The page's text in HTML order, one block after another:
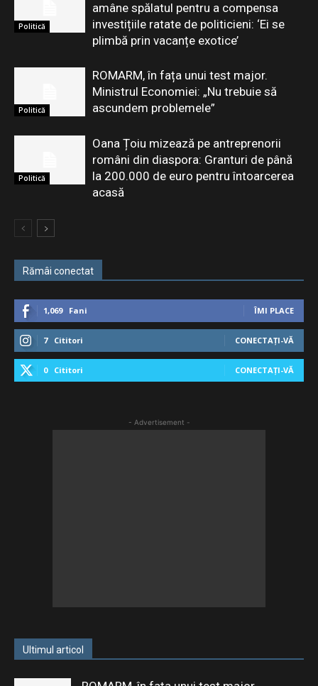
Politică
amâne spălatul pentru a compensa
investițiile ratate de politicieni: ‘Ei se
plimbă prin vacanțe exotice’
Politică
ROMARM, în fața unui test major.
Ministrul Economiei: „Nu trebuie să
ascundem problemele”
Politică
Oana Țoiu mizează pe antreprenorii
români din diaspora: Granturi de până
la 200.000 de euro pentru întoarcerea
acasă
Rămâi conectat
1,069 Fani ÎMI PLACE
7 Cititori CONECTAȚI-VĂ
0 Cititori CONECTAȚI-VĂ
- Advertisement -
Ultimul articol